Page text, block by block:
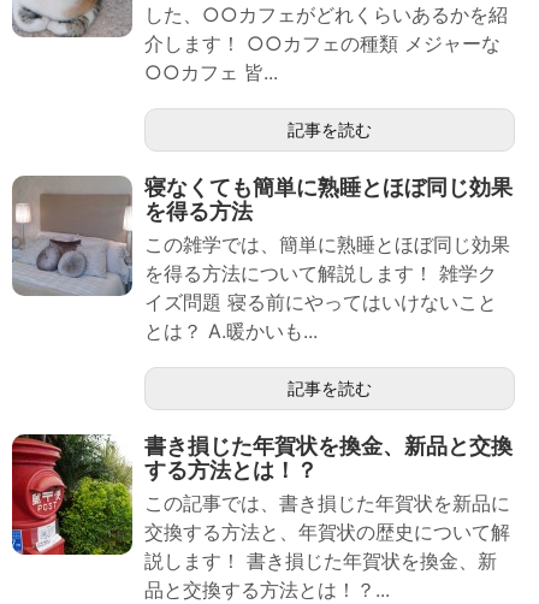
した、○○カフェがどれくらいあるかを紹
介します！ ○○カフェの種類 メジャーな
○○カフェ 皆...
記事を読む
寝なくても簡単に熟睡とほぼ同じ効果
を得る方法
この雑学では、簡単に熟睡とほぼ同じ効果
を得る方法について解説します！ 雑学ク
イズ問題 寝る前にやってはいけないこと
とは？ A.暖かいも...
記事を読む
書き損じた年賀状を換金、新品と交換
する方法とは！？
この記事では、書き損じた年賀状を新品に
交換する方法と、年賀状の歴史について解
説します！ 書き損じた年賀状を換金、新
品と交換する方法とは！？...